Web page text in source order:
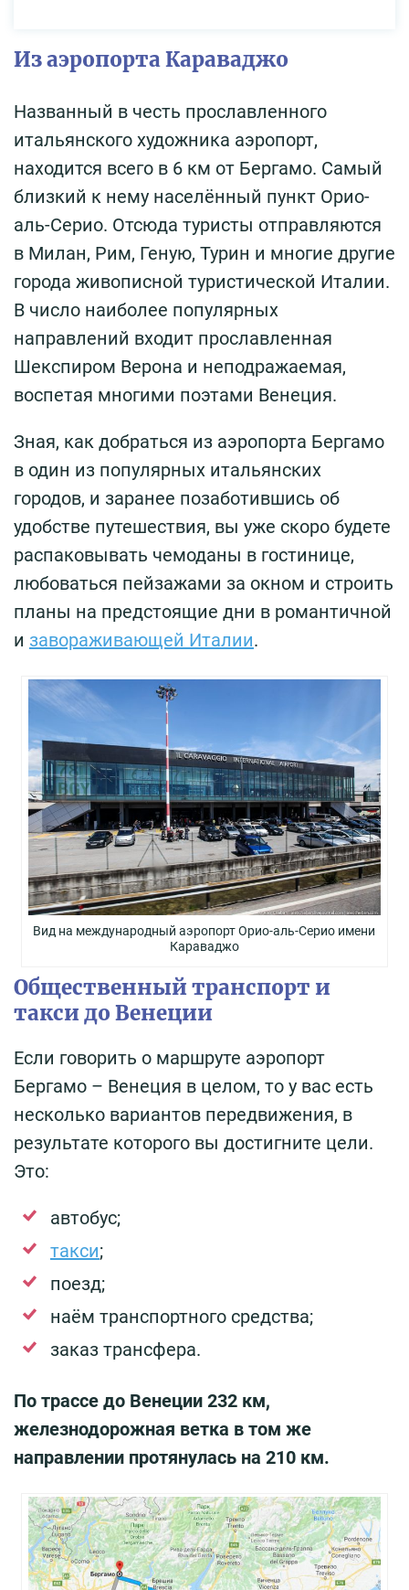
Из аэропорта Караваджо
Названный в честь прославленного
итальянского художника аэропорт,
находится всего в 6 км от Бергамо. Самый
близкий к нему населённый пункт Орио-
аль-Серио. Отсюда туристы отправляются
в Милан, Рим, Геную, Турин и многие другие
города живописной туристической Италии.
В число наиболее популярных
направлений входит прославленная
Шекспиром Верона и неподражаемая,
воспетая многими поэтами Венеция.
Зная, как добраться из аэропорта Бергамо
в один из популярных итальянских
городов, и заранее позаботившись об
удобстве путешествия, вы уже скоро будете
распаковывать чемоданы в гостинице,
любоваться пейзажами за окном и строить
планы на предстоящие дни в романтичной
и завораживающей Италии.
Вид на международный аэропорт Орио-аль-Серио имени
Караваджо
Общественный транспорт и
такси до Венеции
Если говорить о маршруте аэропорт
Бергамо – Венеция в целом, то у вас есть
несколько вариантов передвижения, в
результате которого вы достигните цели.
Это:
автобус;
такси;
поезд;
наём транспортного средства;
заказ трансфера.
По трассе до Венеции 232 км,
железнодорожная ветка в том же
направлении протянулась на 210 км.